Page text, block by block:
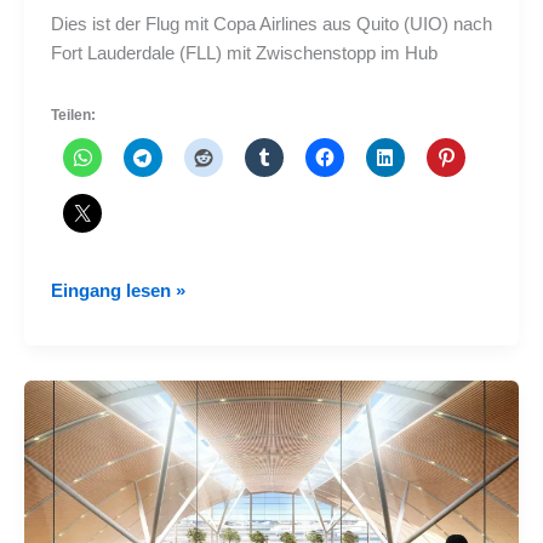
Dies ist der Flug mit Copa Airlines aus Quito (UIO) nach
Fort Lauderdale (FLL) mit Zwischenstopp im Hub
Teilen:
Fliegen
Copa
Airlines
von
Quito
nach
Fort
Eingang lesen »